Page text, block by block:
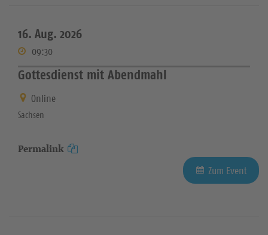
16. Aug. 2026
09:30
Gottesdienst mit Abendmahl
Online
Sachsen
Permalink
Zum Event